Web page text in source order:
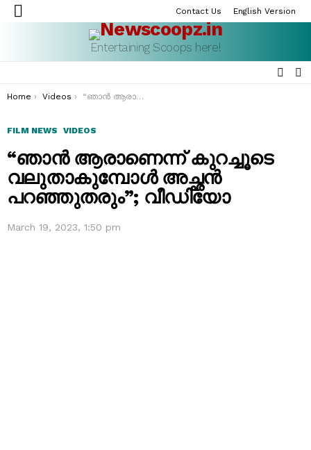
Menu
Contact Us English Version
Entertaining Scoops here!
You are here:
Home Videos “ഞാൻ ആരാണെന്ന് കുറച്ചൂടെ വലുതാകുമ്പോൾ അച്ഛൻ പറഞ്ഞുതരും”; വീഡിയോ
FILM NEWS VIDEOS
“ഞാൻ ആരാണെന്ന് കുറച്ചൂടെ
വലുതാകുമ്പോൾ അച്ഛൻ
പറഞ്ഞുതരും”; വീഡിയോ
March 19, 2023, 1:50 pm